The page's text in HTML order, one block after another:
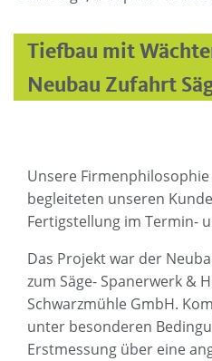
Tiefbau mit
Neubau Zufahrt
Unsere
begleiteten unseren
Fertigstellung im Termin-
Das Projekt war der
zum Säge- Spanerwerk &
Schwarzmühle GmbH.
unter besonderen
Erstmessung über eine